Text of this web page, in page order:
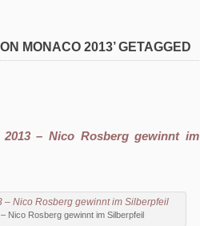
MONACO 2013’ GETAGGED
– Nico Rosberg gewinnt im
Nico Rosberg gewinnt im Silberpfeil